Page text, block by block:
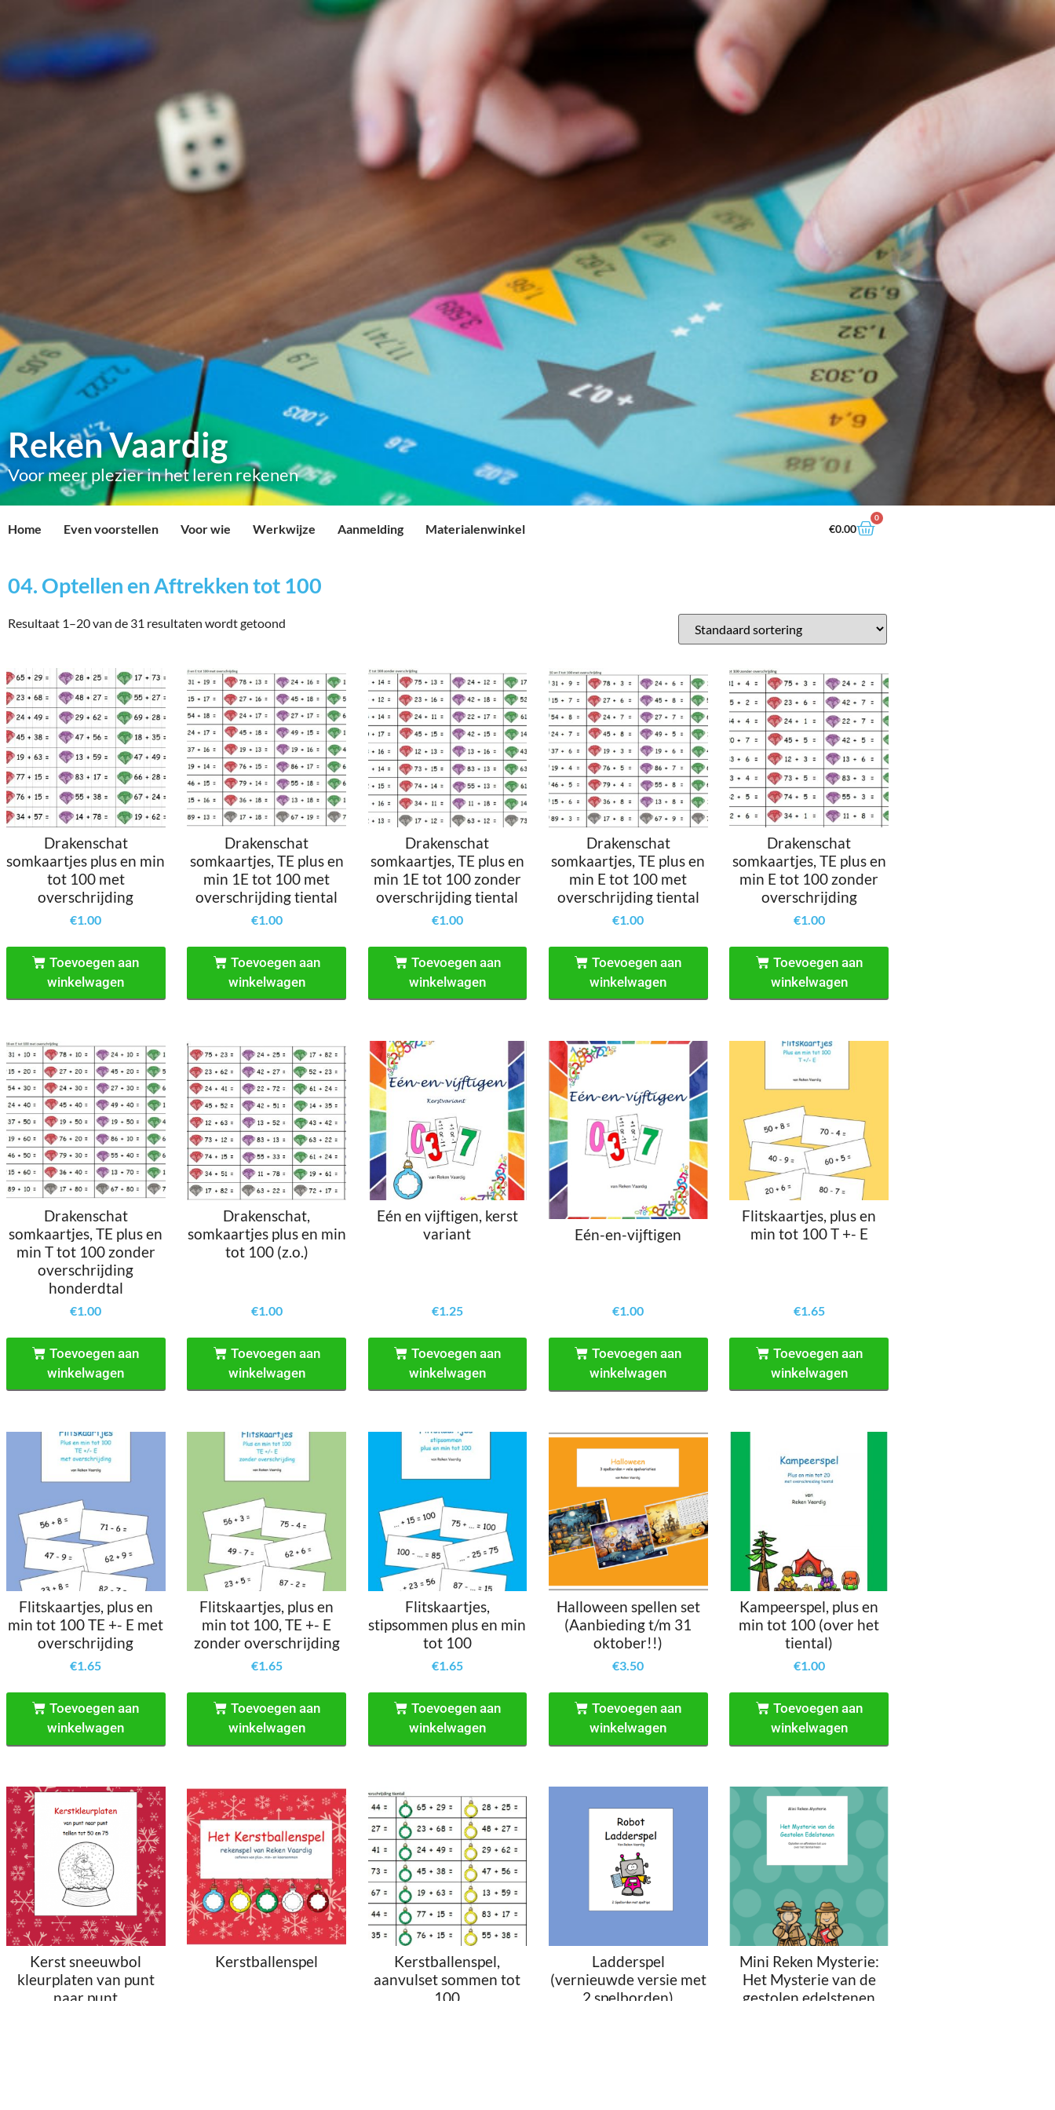
Reken Vaardig
Voor meer plezier in het leren rekenen
Home Even voorstellen Voor wie Werkwijze Aanmelding Materialenwinkel €0.00
0
04. Optellen en Aftrekken tot 100
Resultaat 1–20 van de 31 resultaten wordt getoond
Drakenschat
somkaartjes plus en min
tot 100 met
overschrijding
€1.00
Toevoegen aan
winkelwagen
Drakenschat
somkaartjes, TE plus en
min 1E tot 100 met
overschrijding tiental
€1.00
Toevoegen aan
winkelwagen
Drakenschat
somkaartjes, TE plus en
min 1E tot 100 zonder
overschrijding tiental
€1.00
Toevoegen aan
winkelwagen
Drakenschat
somkaartjes, TE plus en
min E tot 100 met
overschrijding tiental
€1.00
Toevoegen aan
winkelwagen
Drakenschat
somkaartjes, TE plus en
min E tot 100 zonder
overschrijding
€1.00
Toevoegen aan
winkelwagen
Drakenschat
somkaartjes, TE plus en
min T tot 100 zonder
overschrijding
honderdtal
€1.00
Toevoegen aan
winkelwagen
Drakenschat,
somkaartjes plus en min
tot 100 (z.o.)
€1.00
Toevoegen aan
winkelwagen
Eén en vijftigen, kerst
variant
€1.25
Toevoegen aan
winkelwagen
Eén-en-vijftigen
€1.00
Toevoegen aan
winkelwagen
Flitskaartjes, plus en
min tot 100 T +- E
€1.65
Toevoegen aan
winkelwagen
Flitskaartjes, plus en
min tot 100 TE +- E met
overschrijding
€1.65
Toevoegen aan
winkelwagen
Flitskaartjes, plus en
min tot 100, TE +- E
zonder overschrijding
€1.65
Toevoegen aan
winkelwagen
Flitskaartjes,
stipsommen plus en min
tot 100
€1.65
Toevoegen aan
winkelwagen
Halloween spellen set
(Aanbieding t/m 31
oktober!!)
€3.50
Toevoegen aan
winkelwagen
Kampeerspel, plus en
min tot 100 (over het
tiental)
€1.00
Toevoegen aan
winkelwagen
Kerst sneeuwbol
kleurplaten van punt
naar punt
Kerstballenspel
Kerstballenspel,
aanvulset sommen tot
100
Ladderspel
(vernieuwde versie met
2 spelborden)
Mini Reken Mysterie:
Het Mysterie van de
gestolen edelstenen